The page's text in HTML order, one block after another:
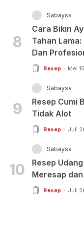
8
Sabaysa
Cara Bikin
Tahan
Dan
Resep Mei
9
Sabaysa
Resep Cumi
Tidak Alot
Resep Juli
10
Sabaysa
Resep
Meresap
Resep Juli